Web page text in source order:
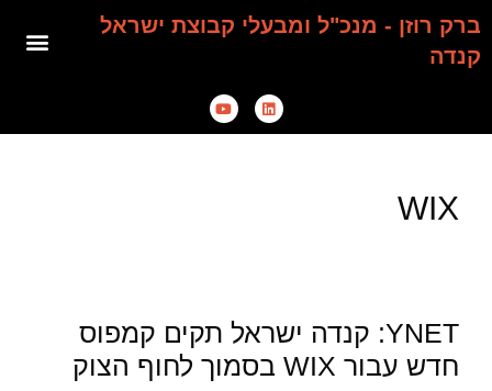
ברק רוזן - מנכ"ל ומבעלי קבוצת ישראל
קנדה
WIX
YNET: קנדה ישראל תקים קמפוס
חדש עבור WIX בסמוך לחוף הצוק